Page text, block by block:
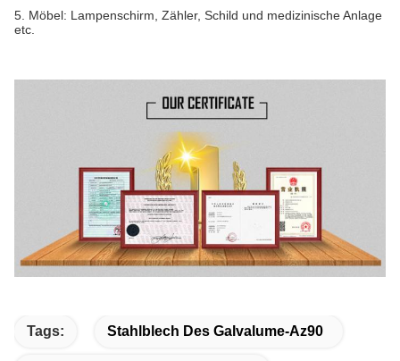
5. Möbel: Lampenschirm, Zähler, Schild und medizinische Anlage
etc.
Tags: Stahlblech Des Galvalume-Az90